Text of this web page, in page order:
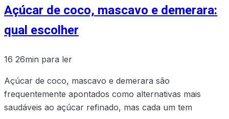
Açúcar de coco, mascavo e demerara:
qual escolher
16 26min para ler
Açúcar de coco, mascavo e demerara são
frequentemente apontados como alternativas mais
saudáveis ao açúcar refinado, mas cada um tem